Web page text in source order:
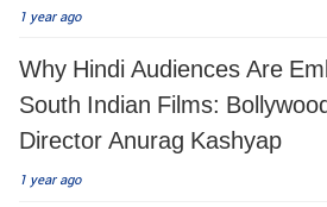
1 year ago
Why Hindi Audiences Are
South Indian Films:
Director Anurag Kashyap
1 year ago